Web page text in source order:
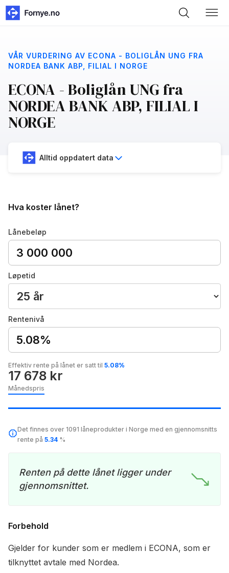
VÅR VURDERING AV ECONA - BOLIGLÅN UNG FRA
NORDEA BANK ABP, FILIAL I NORGE
ECONA - Boliglån UNG fra
NORDEA BANK ABP, FILIAL I
NORGE
Alltid oppdatert data
Hva koster lånet?
Lånebeløp
Løpetid
Rentenivå
5.08%
Effektiv rente på lånet er satt til 5.08%
17 678 kr
Månedspris
Det finnes over 1091 låneprodukter i Norge med en gjennomsnitts
rente på 5.34 %
Renten på dette lånet ligger under
gjennomsnittet.
Forbehold
Gjelder for kunder som er medlem i ECONA, som er
tilknyttet avtale med Nordea.